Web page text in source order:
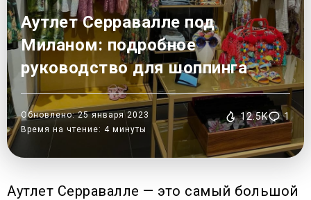
Аутлет Серравалле под
Миланом: подробное
руководство для шоппинга
Обновлено: 25 января 2023
Время на чтение: 4 минуты
12.5K 1
Аутлет Серравалле — это самый большой